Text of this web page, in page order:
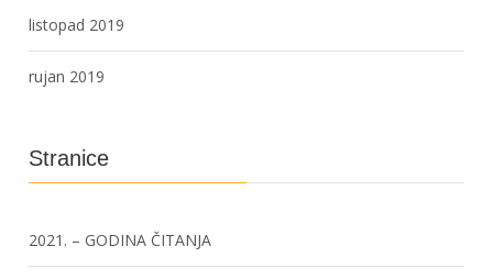
listopad 2019
rujan 2019
Stranice
2021. – GODINA ČITANJA